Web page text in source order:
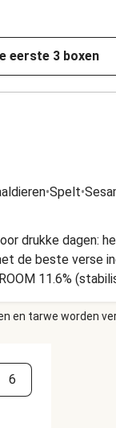
eerste 3 boxen
•Spelt•
drukke dagen:
de beste verse
11.6%
microbieel
(SELDERIJ),
Gekoeld
aluminiumfolie, 4)
en tarwe worden
6